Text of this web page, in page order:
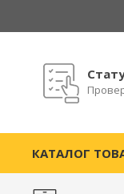
КАТАЛОГ